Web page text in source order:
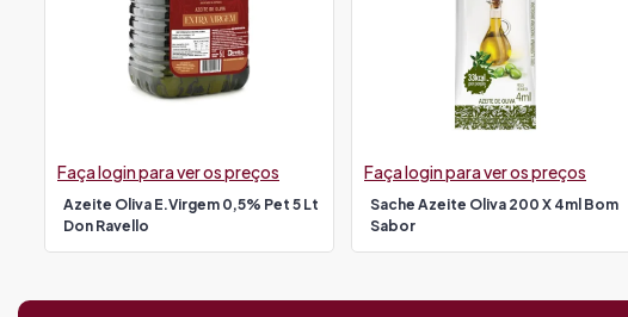
Azeite Oliva E.virgem 0,5% Pet 5 Lt
Don Ravello
Faça login para ver os preços
Sache Azeite Oliva 200 X 4ml Bom
Sabor
Faça login para ver os preços